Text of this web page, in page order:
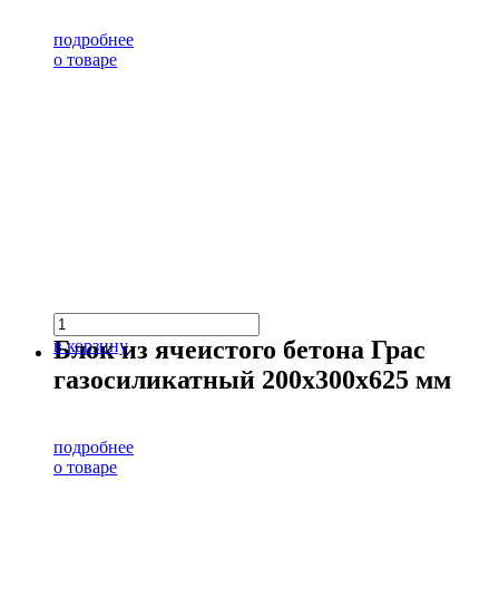
подробнее
о товаре
в корзину
Блок из ячеистого бетона Грас
газосиликатный 200х300х625 мм
подробнее
о товаре